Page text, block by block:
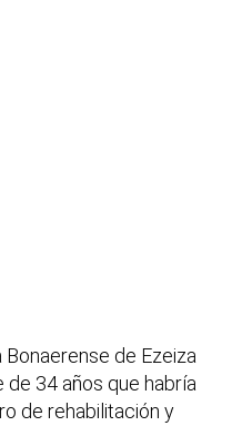
de Ezeiza
34 años que habría
de rehabilitación y